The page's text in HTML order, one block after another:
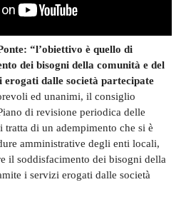
“l’obiettivo è quello di
dei bisogni della comunità e del
dalle società partecipate
ed unanimi, il consiglio
di revisione periodica delle
tratta di un adempimento che si è
amministrative degli enti locali,
il soddisfacimento dei bisogni della
i servizi erogati dalle società